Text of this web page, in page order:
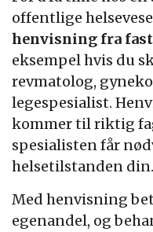
offentlige
henvisning fra
eksempel hvis du
revmatolog,
legespesialist.
kommer til riktig
spesialisten får
helsetilstanden din.
Med henvisning
egenandel, og